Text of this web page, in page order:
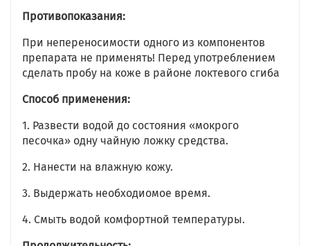
Противопоказания:
При непереносимости одного из компонентов
препарата не применять! Перед употреблением
сделать пробу на коже в районе локтевого сгиба
Способ применения:
1. Развести водой до состояния «мокрого
песочка» одну чайную ложку средства.
2. Нанести на влажную кожу.
3. Выдержать необходиомое время.
4. Смыть водой комфортной температуры.